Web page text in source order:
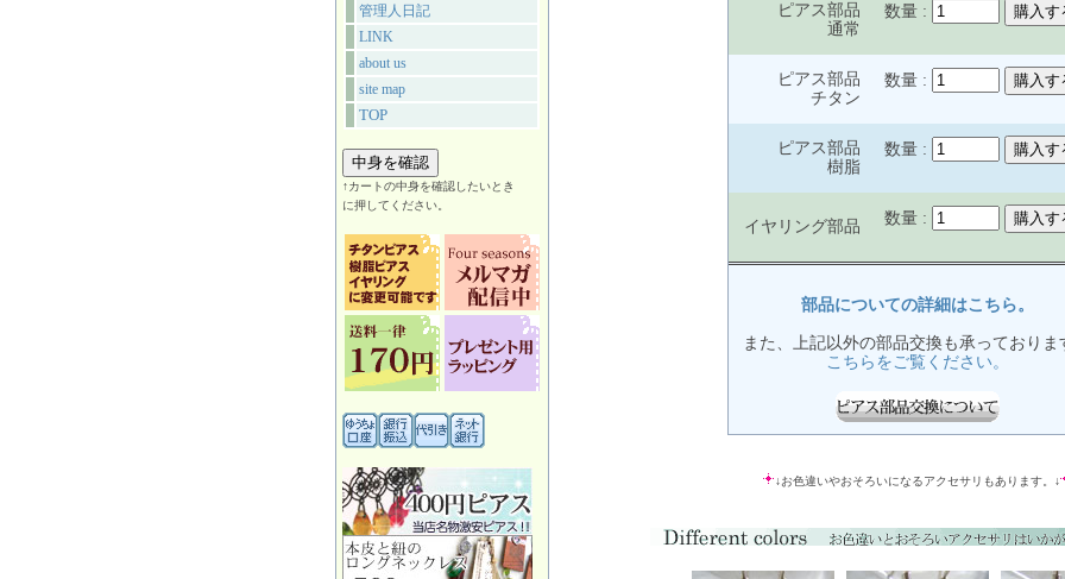
管理人日記
LINK
about us
site map
TOP
↑カートの中身を確認したいとき
に押してください。
ピアス部品
通常
数量 :
ピアス部品
チタン
数量 :
ピアス部品
樹脂
数量 :
イヤリング部品 数量 :
部品についての詳細はこちら。
また、上記以外の部品交換も承っておりま
こちらをご覧ください。
↓お色違いやおそろいになるアクセサリもあります。↓